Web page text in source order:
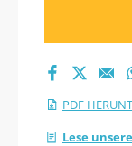
PDF
Lese